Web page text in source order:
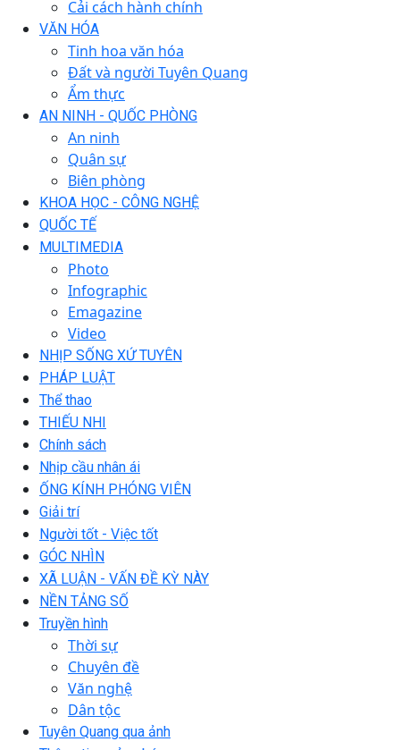
Cải cách hành chính
VĂN HÓA
Tinh hoa văn hóa
Đất và người Tuyên Quang
Ẩm thực
AN NINH - QUỐC PHÒNG
An ninh
Quân sự
Biên phòng
KHOA HỌC - CÔNG NGHỆ
QUỐC TẾ
MULTIMEDIA
Photo
Infographic
Emagazine
Video
NHỊP SỐNG XỨ TUYÊN
PHÁP LUẬT
Thể thao
THIẾU NHI
Chính sách
Nhịp cầu nhân ái
ỐNG KÍNH PHÓNG VIÊN
Giải trí
Người tốt - Việc tốt
GÓC NHÌN
XÃ LUẬN - VẤN ĐỀ KỲ NÀY
NỀN TẢNG SỐ
Truyền hình
Thời sự
Chuyên đề
Văn nghệ
Dân tộc
Tuyên Quang qua ảnh